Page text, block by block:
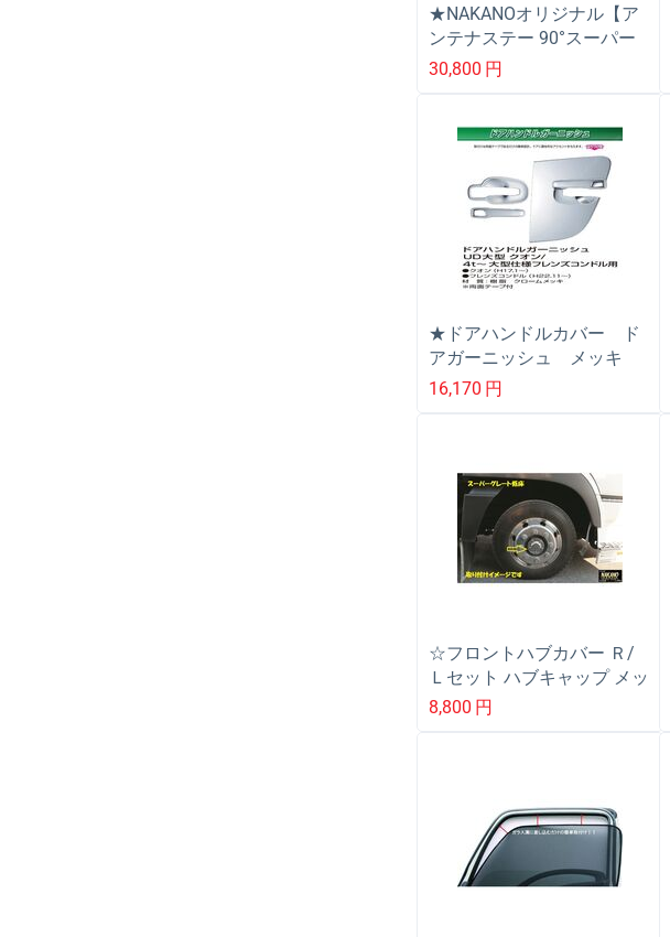
★NAKANOオリジナル【ア
ンテナステー 90°スーパー
ハイルーフ用】スーパーグ
30,800 円
★ドアハンドルカバー ド
アガーニッシュ メッキ
クオン/4ｔフレンズコンド
16,170 円
☆フロントハブカバー Ｒ/
Ｌセット ハブキャップ メッ
キ ギガ/スーパーグレート/
8,800 円